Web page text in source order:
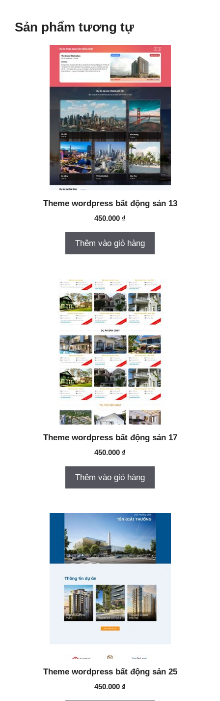
Sản phẩm tương tự
Theme wordpress bất động sản 13
450.000 ₫
Thêm vào giỏ hàng
Theme wordpress bất động sản 17
450.000 ₫
Thêm vào giỏ hàng
Theme wordpress bất động sản 25
450.000 ₫